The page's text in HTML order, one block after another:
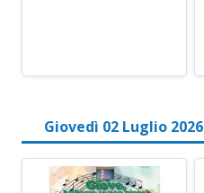
Giovedì 02 Luglio 2026